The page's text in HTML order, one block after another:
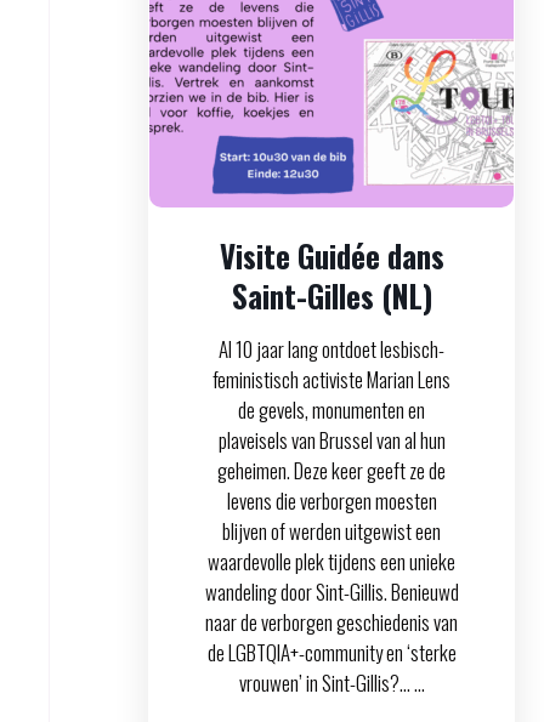
Visite Guidée dans
Saint-Gilles (NL)
Al 10 jaar lang ontdoet lesbisch-
feministisch activiste Marian Lens
de gevels, monumenten en
plaveisels van Brussel van al hun
geheimen. Deze keer geeft ze de
levens die verborgen moesten
blijven of werden uitgewist een
waardevolle plek tijdens een unieke
wandeling door Sint-Gillis. Benieuwd
naar de verborgen geschiedenis van
de LGBTQIA+-community en ‘sterke
vrouwen’ in Sint-Gillis?… ...